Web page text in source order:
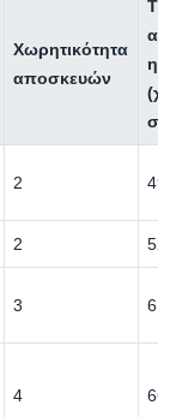
Χωρητικότητα
αποσκευών
ανά
2 49 €
2 52 €
3 61 €
4 66 €